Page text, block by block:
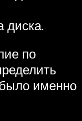
диска.
по
именно